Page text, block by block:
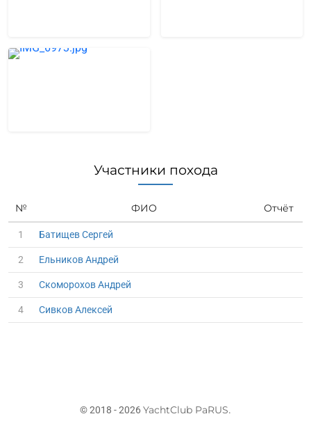
Участники похода
№ ФИО Отчёт
1 Батищев Сергей
2 Ельников Андрей
3 Скоморохов Андрей
4 Сивков Алексей
© 2018 - 2026YachtClub PaRUS.